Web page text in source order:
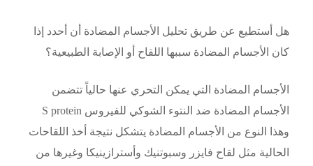
هل أستطيع عن طريق تحليل الأجسام المضادة أن أحدد إذا
كان الأجسام المضادة سببها اللقاح أو الإصابة الطبيعية؟
الأجسام المضادة التي يمكن التحري عنها حالياً تتضمن
الأجسام المضادة ضد النتوء الشوكي للفيروس S protein
وهذا النوع من الأجسام المضادة يتشكل نتيجة أخذ اللقاحات
الحالية مثل لقاح فايزر وسبوتنيك وأسترازينيكا وغيرها من